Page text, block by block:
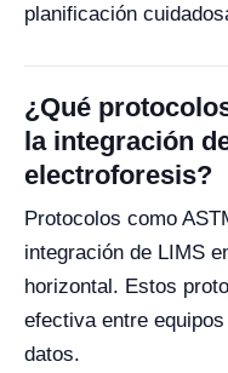
planificación
¿Qué
la integración
electroforesis?
Protocolos como
integración de LIMS
horizontal. Estos
efectiva entre
datos.